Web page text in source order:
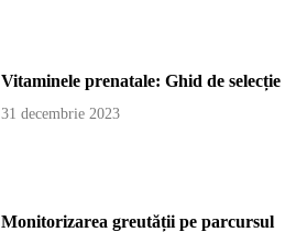
Vitaminele prenatale: Ghid de selecție
31 decembrie 2023
Monitorizarea greutății pe parcursul